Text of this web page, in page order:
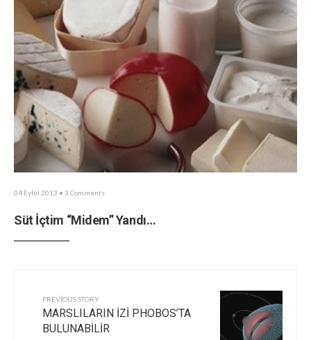
04 Eylül 2013 • 3 Comments
Süt İçtim “Midem” Yandı…
PREVIOUS STORY
MARSLILARIN İZİ PHOBOS’TA
BULUNABİLİR